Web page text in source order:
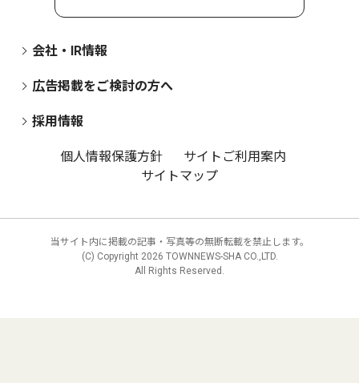
会社・IR情報
広告掲載をご検討の方へ
採用情報
個人情報保護方針
サイトご利用案内
サイトマップ
当サイト内に掲載の記事・写真等の無断転載を禁止します。
(C) Copyright 2026 TOWNNEWS-SHA CO.,LTD.
All Rights Reserved.